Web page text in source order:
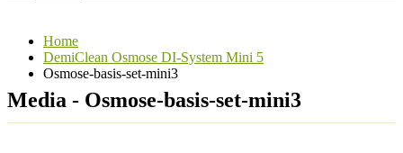
Home
DemiClean Osmose DI-System Mini 5
Osmose-basis-set-mini3
Media - Osmose-basis-set-mini3